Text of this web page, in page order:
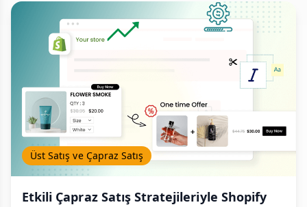
Üst Satış ve Çapraz Satış
Etkili Çapraz Satış Stratejileriyle Shopify